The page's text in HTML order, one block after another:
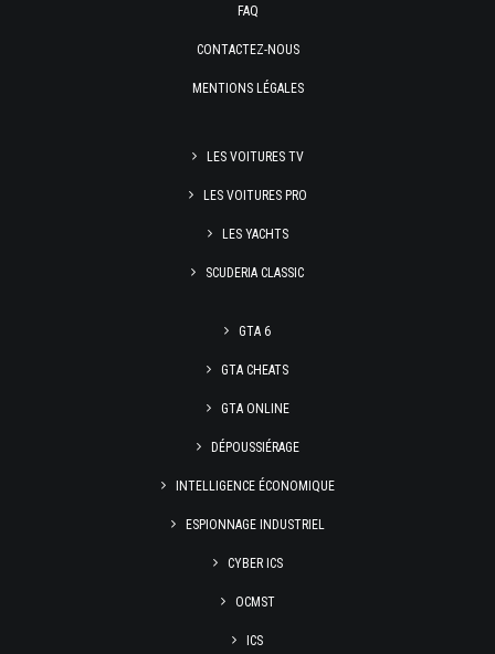
FAQ
CONTACTEZ-NOUS
MENTIONS LÉGALES
LES VOITURES TV
LES VOITURES PRO
LES YACHTS
SCUDERIA CLASSIC
GTA 6
GTA CHEATS
GTA ONLINE
DÉPOUSSIÉRAGE
INTELLIGENCE ÉCONOMIQUE
ESPIONNAGE INDUSTRIEL
CYBER ICS
OCMST
ICS